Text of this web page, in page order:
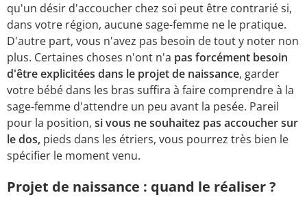
qu'un désir d'accoucher chez soi peut être contrarié si,
dans votre région, aucune sage-femme ne le pratique.
D'autre part, vous n'avez pas besoin de tout y noter non
plus. Certaines choses n'ont n'a pas forcément besoin
d'être explicitées dans le projet de naissance, garder
votre bébé dans les bras suffira à faire comprendre à la
sage-femme d'attendre un peu avant la pesée. Pareil
pour la position, si vous ne souhaitez pas accoucher sur
le dos, pieds dans les étriers, vous pourrez très bien le
spécifier le moment venu.
Projet de naissance : quand le réaliser ?